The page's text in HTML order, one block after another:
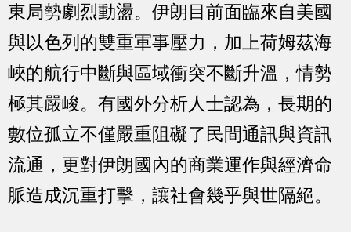
東局勢劇烈動盪。伊朗目前面臨來自美國
與以色列的雙重軍事壓力，加上荷姆茲海
峽的航行中斷與區域衝突不斷升溫，情勢
極其嚴峻。有國外分析人士認為，長期的
數位孤立不僅嚴重阻礙了民間通訊與資訊
流通，更對伊朗國內的商業運作與經濟命
脈造成沉重打擊，讓社會幾乎與世隔絕。